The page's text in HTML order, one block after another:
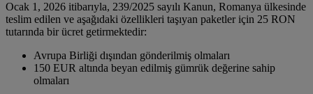
Ocak 1, 2026 itibarıyla, 239/2025 sayılı Kanun, Romanya ülkesinde
teslim edilen ve aşağıdaki özellikleri taşıyan paketler için 25 RON
tutarında bir ücret getirmektedir:
Avrupa Birliği dışından gönderilmiş olmaları
150 EUR altında beyan edilmiş gümrük değerine sahip
olmaları